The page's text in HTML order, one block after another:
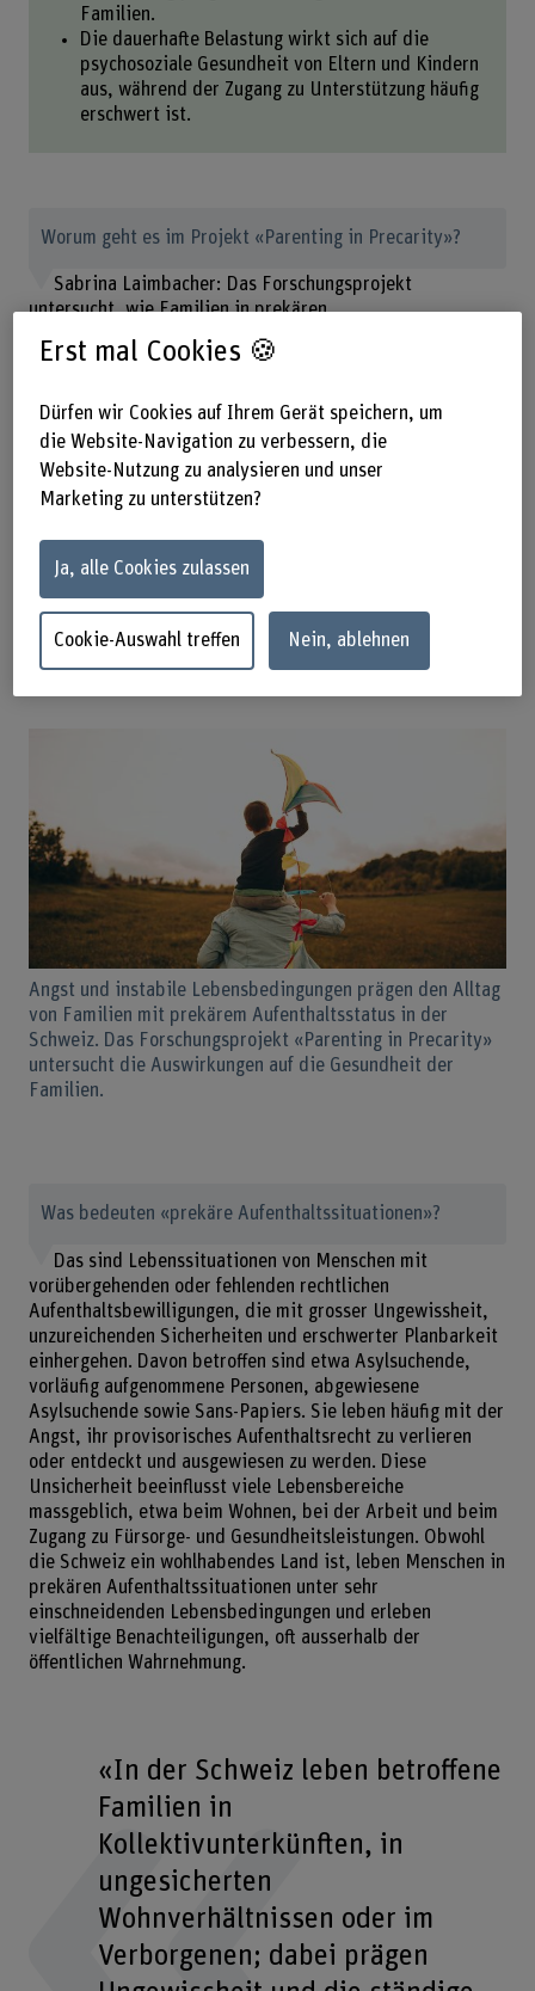
Familien.
Die dauerhafte Belastung wirkt sich auf die
psychosoziale Gesundheit von Eltern und Kindern
aus, während der Zugang zu Unterstützung häufig
erschwert ist.
Worum geht es im Projekt «Parenting in Precarity»?
Sabrina Laimbacher: Das Forschungsprojekt
untersucht, wie Familien in prekären
Aufenthaltssituationen in der Schweiz leben und welche
Auswirkungen diese Situation auf ihre psychosoziale
formellen Unterstützungsangebote ihnen zur Verfügung
stehen und wie sie sich innerhalb informeller
Unterstützungssysteme organisieren. Daraus sollen auch
Erkenntnisse zur Bedeutung der Pflege in der Begleitung
betroffener Familien gewonnen werden. Anfangs lag der
Fokus bei den Eltern; im Verlauf der Feldforschungsphase
hat sich dieser jedoch auf andere Familienmitglieder
viele Begegnungen mit Kindern und Jugendlichen sowie
weiteren wichtigen Bezugspersonen stattfanden.
Angst und instabile Lebensbedingungen prägen den Alltag
von Familien mit prekärem Aufenthaltsstatus in der
Schweiz. Das Forschungsprojekt «Parenting in Precarity»
untersucht die Auswirkungen auf die Gesundheit der
Familien.
Was bedeuten «prekäre Aufenthaltssituationen»?
Das sind Lebenssituationen von Menschen mit
vorübergehenden oder fehlenden rechtlichen
Aufenthaltsbewilligungen, die mit grosser Ungewissheit,
unzureichenden Sicherheiten und erschwerter Planbarkeit
einhergehen. Davon betroffen sind etwa Asylsuchende,
vorläufig aufgenommene Personen, abgewiesene
Asylsuchende sowie Sans-Papiers. Sie leben häufig mit der
Angst, ihr provisorisches Aufenthaltsrecht zu verlieren
oder entdeckt und ausgewiesen zu werden. Diese
Unsicherheit beeinflusst viele Lebensbereiche
massgeblich, etwa beim Wohnen, bei der Arbeit und beim
Zugang zu Fürsorge- und Gesundheitsleistungen. Obwohl
die Schweiz ein wohlhabendes Land ist, leben Menschen in
prekären Aufenthaltssituationen unter sehr
einschneidenden Lebensbedingungen und erleben
vielfältige Benachteiligungen, oft ausserhalb der
öffentlichen Wahrnehmung.
«In der Schweiz leben betroffene
Familien in
Kollektivunterkünften, in
ungesicherten
Wohnverhältnissen oder im
Verborgenen; dabei prägen
Erst mal Cookies 🍪
Dürfen wir Cookies auf Ihrem Gerät speichern, um
die Website-Navigation zu verbessern, die
Website-Nutzung zu analysieren und unser
Marketing zu unterstützen?
Ja, alle Cookies zulassen
Cookie-Auswahl treffen Nein, ablehnen